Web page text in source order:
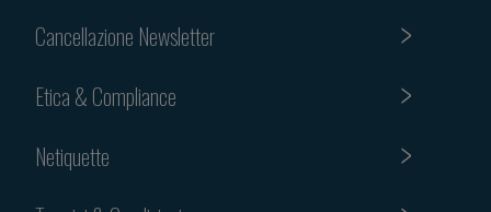
Cancellazione Newsletter
Etica & Compliance
Netiquette